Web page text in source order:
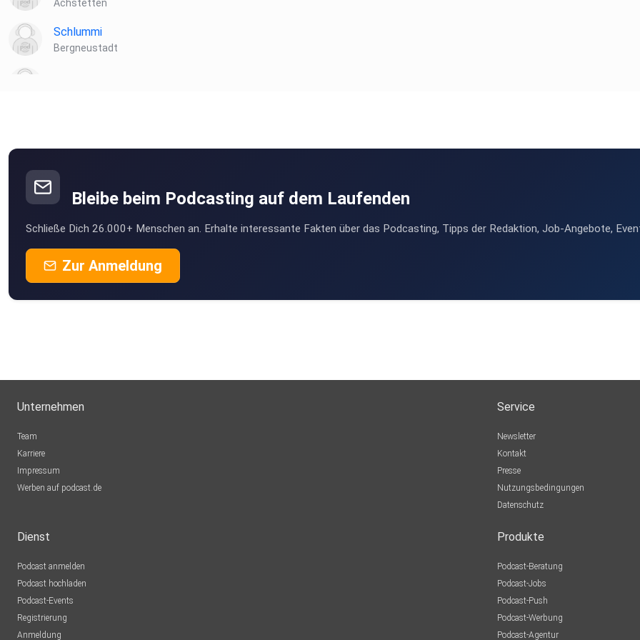
Achstetten
Schlummi
Bergneustadt
Bleibe beim Podcasting auf dem Laufenden
Schließe Dich 26.000+ Menschen an. Erhalte interessante Fakten über das Podcasting, Tipps der Redaktion, Job-Angebote,
Zur Anmeldung
Unternehmen
Team
Karriere
Impressum
Werben auf podcast.de
Service
Newsletter
Kontakt
Presse
Nutzungsbedingungen
Datenschutz
Dienst
Podcast anmelden
Podcast hochladen
Podcast-Events
Registrierung
Anmeldung
Produkte
Podcast-Beratung
Podcast-Jobs
Podcast-Push
Podcast-Werbung
Podcast-Agentur